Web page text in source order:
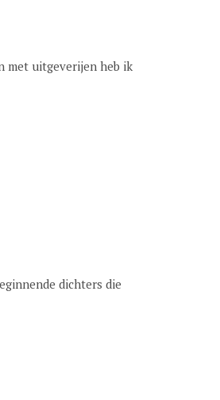
met uitgeverijen heb ik
dichters die